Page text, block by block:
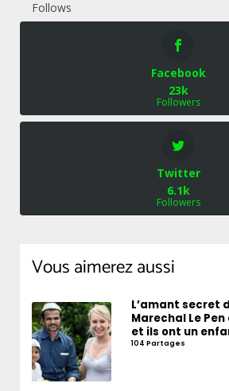
Follows
Facebook
23k
Followers
Twitter
6.1k
Followers
Vous aimerez aussi
L’amant secret
Marechal Le
et ils ont un
104 Partages